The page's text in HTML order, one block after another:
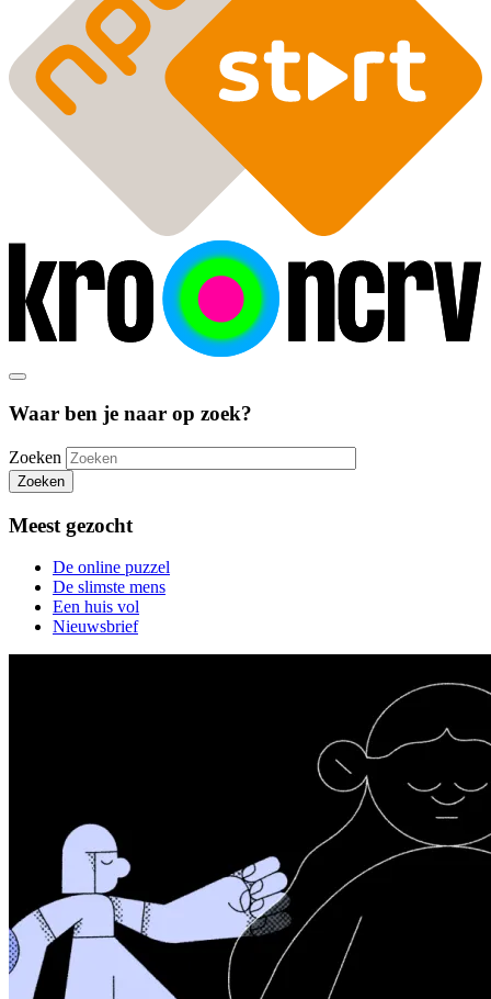
Waar ben je naar op zoek?
Zoeken
Zoeken
Meest gezocht
De online puzzel
De slimste mens
Een huis vol
Nieuwsbrief